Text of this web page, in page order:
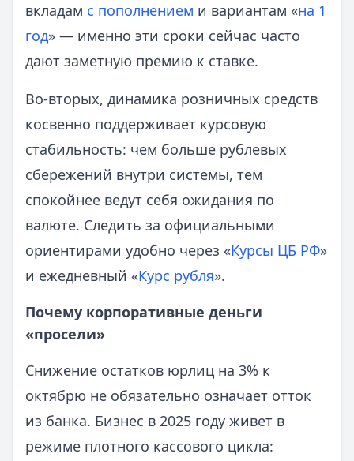
вкладам с пополнением и вариантам «на 1
год» — именно эти сроки сейчас часто
дают заметную премию к ставке.
Во-вторых, динамика розничных средств
косвенно поддерживает курсовую
стабильность: чем больше рублевых
сбережений внутри системы, тем
спокойнее ведут себя ожидания по
валюте. Следить за официальными
ориентирами удобно через «Курсы ЦБ РФ»
и ежедневный «Курс рубля».
Почему корпоративные деньги
«просели»
Снижение остатков юрлиц на 3% к
октябрю не обязательно означает отток
из банка. Бизнес в 2025 году живет в
режиме плотного кассового цикла: